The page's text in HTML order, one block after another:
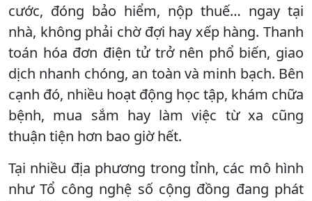
cước, đóng bảo hiểm, nộp thuế… ngay tại
nhà, không phải chờ đợi hay xếp hàng. Thanh
toán hóa đơn điện tử trở nên phổ biến, giao
dịch nhanh chóng, an toàn và minh bạch. Bên
cạnh đó, nhiều hoạt động học tập, khám chữa
bệnh, mua sắm hay làm việc từ xa cũng
thuận tiện hơn bao giờ hết.
Tại nhiều địa phương trong tỉnh, các mô hình
như Tổ công nghệ số cộng đồng đang phát